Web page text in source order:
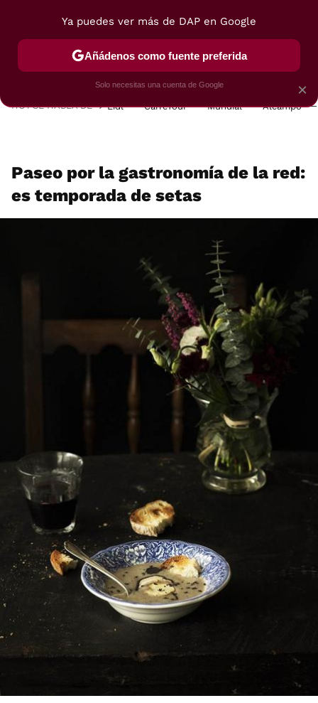
POSTRES VIAJES SELECCIÓN VEGUI
HOY SE HABLA DE Lidl Carrefour Mundial Alcampo
Paseo por la gastronomía de la red:
es temporada de setas
×
Ya puedes ver más de DAP en Google
Añádenos como fuente preferida
Solo necesitas una cuenta de Google